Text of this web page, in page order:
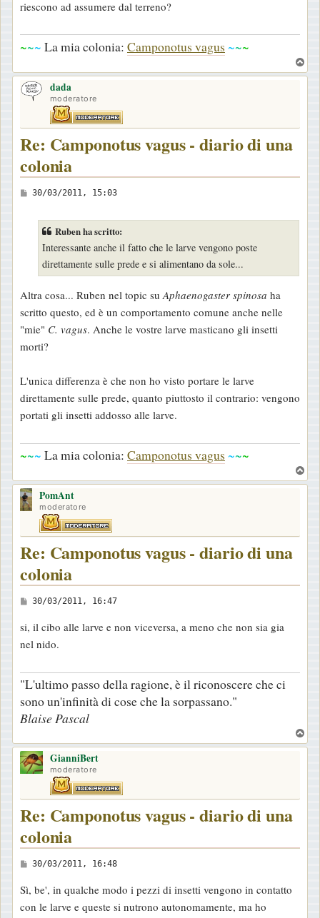
riescono ad assumere dal terreno?
~~~ La mia colonia: Camponotus vagus ~~~
o
dada
moderatore
Re: Camponotus vagus - diario di una
colonia
M
g
i
o
30/03/2011, 15:03
Ruben ha scritto:
Interessante anche il fatto che le larve vengono poste
direttamente sulle prede e si alimentano da sole...
Altra cosa... Ruben nel topic suAphaenogaster spinosa ha
scritto questo, ed è un comportamento comune anche nelle
"mie" C. vagus. Anche le vostre larve masticano gli insetti
morti?
L'unica differenza è che non ho visto portare le larve
direttamente sulle prede, quanto piuttosto il contrario: vengono
portati gli insetti addosso alle larve.
~~~ La mia colonia: Camponotus vagus ~~~
o
PomAnt
moderatore
Re: Camponotus vagus - diario di una
colonia
M
s
s
g
g
i
30/03/2011, 16:47
si, il cibo alle larve e non viceversa, a meno che non sia gia
nel nido.
"L'ultimo passo della ragione, è il riconoscere che ci
sono un'infinità di cose che la sorpassano."
Blaise Pascal
o
GianniBert
moderatore
Re: Camponotus vagus - diario di una
colonia
M
s
s
30/03/2011, 16:48
Sì, be', in qualche modo i pezzi di insetti vengono in contatto
con le larve e queste si nutrono autonomamente, ma ho